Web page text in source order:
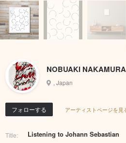
NOBUAKI NAKAMURA
, Japan
フォローする アーティストページを見
Title: Listening to Johann Sebastian